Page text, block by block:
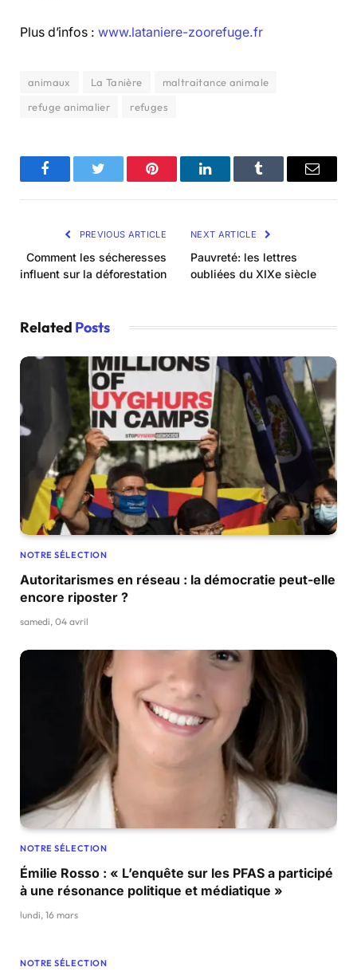
Plus d’infos : www.lataniere-zoorefuge.fr
animaux La Tanière
maltraitance animale
refuge animalier
refuges
FacebookTwitter Pinterest LinkedInTumblr Email
PREVIOUS ARTICLE
Comment les sécheresses
influent sur la déforestation
NEXT ARTICLE
Pauvreté: les lettres
oubliées du XIXe siècle
Related Posts
NOTRE SÉLECTION
Autoritarismes en réseau : la démocratie peut-elle
encore riposter ?
samedi, 04 avril
NOTRE SÉLECTION
Émilie Rosso : « L’enquête sur les PFAS a participé
à une résonance politique et médiatique »
lundi, 16 mars
NOTRE SÉLECTION